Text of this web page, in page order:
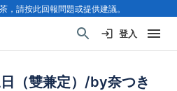
，請按此回報問題或提供建議。
登入
日（雙兼定）/by奈つき